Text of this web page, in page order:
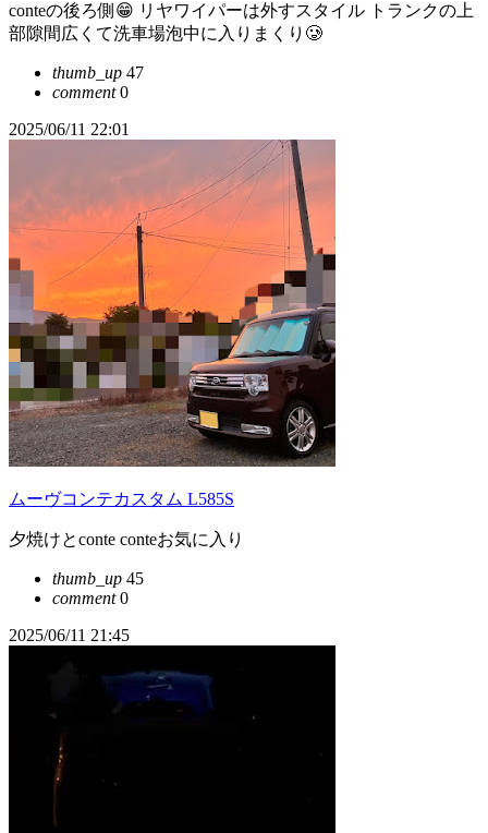
conteの後ろ側😁 リヤワイパーは外すスタイル トランクの上
部隙間広くて洗車場泡中に入りまくり🥲
thumb_up 47
comment0
2025/06/11 22:01
ムーヴコンテカスタム L585S
夕焼けとconte conteお気に入り
thumb_up 45
comment0
2025/06/11 21:45